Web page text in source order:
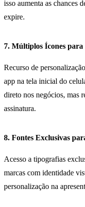
isso aumenta as chances
expire.
7. Múltiplos Ícones
Recurso de
app na tela inicial do
direto nos negócios, mas
assinatura.
8. Fontes Exclusivas
Acesso a tipografias
marcas com identidade
personalização na